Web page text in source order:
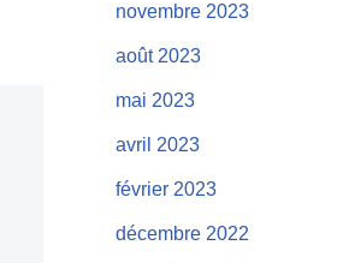
novembre 2023
août 2023
mai 2023
avril 2023
février 2023
décembre 2022